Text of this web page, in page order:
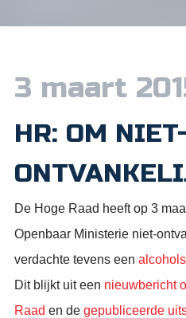
3 maart
HR: OM
De Hoge Raad heeft op 3
Openbaar Ministerie niet-
verdachte tevens een
Dit blijkt uit een nieuwbericht
Raad en de gepubliceerde